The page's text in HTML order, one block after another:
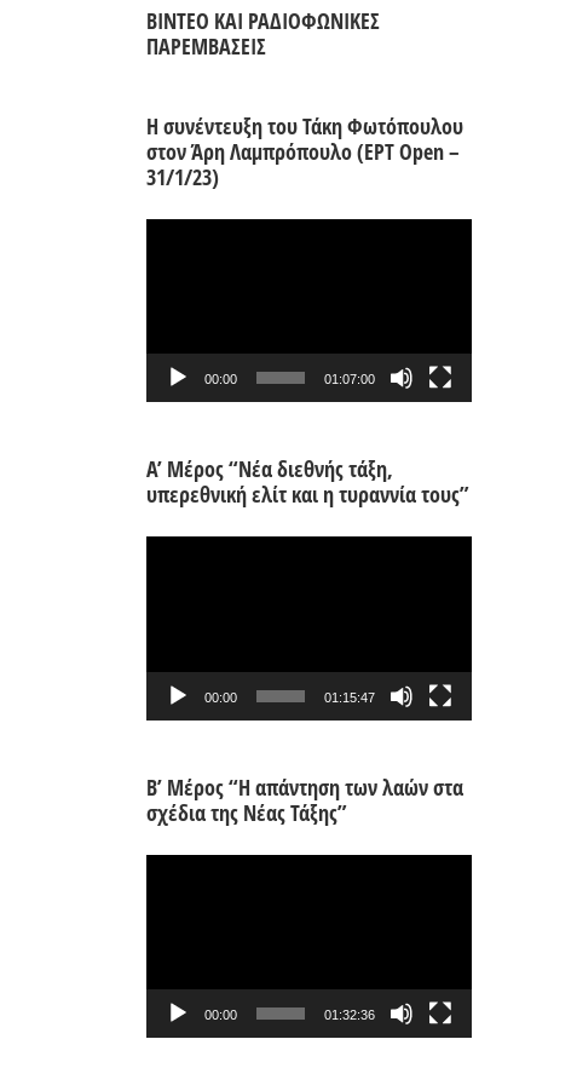
ΒΙΝΤΕΟ ΚΑΙ ΡΑΔΙΟΦΩΝΙΚΕΣ
ΠΑΡΕΜΒΑΣΕΙΣ
Η συνέντευξη του Τάκη Φωτόπουλου
στον Άρη Λαμπρόπουλο (ΕΡΤ Open –
31/1/23)
00:00 01:07:00
Α’ Μέρος “Νέα διεθνής τάξη,
υπερεθνική ελίτ και η τυραννία τους”
00:00 01:15:47
Β’ Μέρος “Η απάντηση των λαών στα
σχέδια της Νέας Τάξης”
00:00 01:32:36